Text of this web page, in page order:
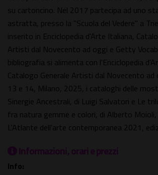
su cartoncino. Nel 2017 partecipa ad uno
astratta, presso la "Scuola del Vedere" a
inserito in Enciclopedia d'Arte Italiana,
Artisti dal Novecento ad oggi e Getty
bibliografia si alimenta con l'Enciclopedia
Catalogo Generale Artisti dal Novecento ad
13 e 14, Milano, 2025, i cataloghi delle
Sinergie Ancestrali, di Luigi Salvatori e Le
fra natura gemme e colori, di Alberto
L'Atlante dell'arte contemporanea 2021,
Informazioni, orari e prezzi
Info: